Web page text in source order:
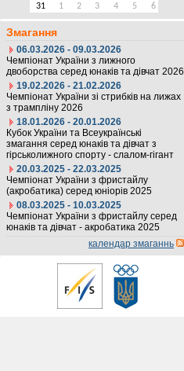
31
1 2 3 4 5 6
Змагання
06.03.2026 - 09.03.2026
Чемпіонат України з лижного
двоборства серед юнаків та дівчат 2026
19.02.2026 - 21.02.2026
Чемпіонат України зі стрибків на лижах
з трампліну 2026
18.01.2026 - 20.01.2026
Кубок України та Всеукраїнські
змагання серед юнаків та дівчат з
гірськолижного спорту - слалом-гігант
20.03.2025 - 22.03.2025
Чемпіонат України з фристайлу
(акробатика) серед юніорів 2025
08.03.2025 - 10.03.2025
Чемпіонат України з фристайлу серед
юнаків та дівчат - акробатика 2025
календар змаганнь